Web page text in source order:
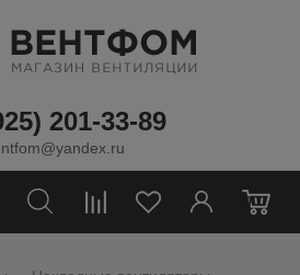
201-33-89
0